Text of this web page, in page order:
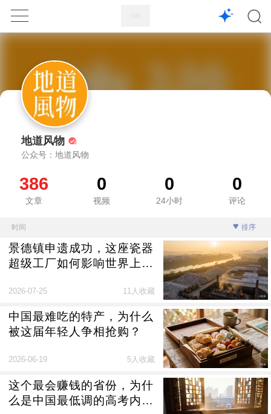
1X
地道风物
公众号：地道风物
386
文章
0
视频
0
24小时
0
评论
时间 排序
景德镇申遗成功，这座瓷器
超级工厂如何影响世界上千
2026-07-25 11人收藏
中国最难吃的特产，为什么
被这届年轻人争相抢购？
2026-06-19 5人收藏
这个最会赚钱的省份，为什
么是中国最低调的高考内卷